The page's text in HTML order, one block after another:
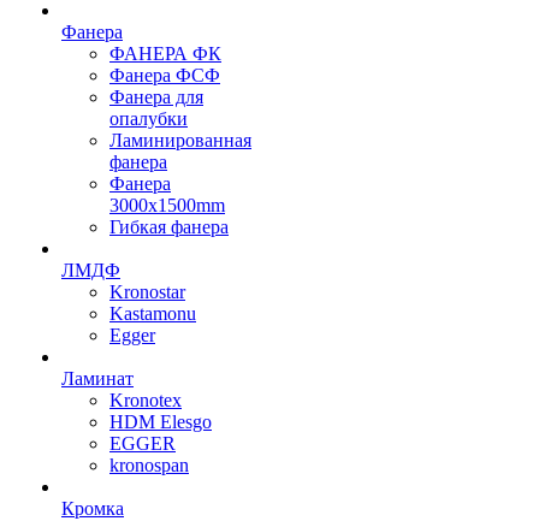
Фанера
ФАНЕРА ФК
Фанера ФСФ
Фанера для
опалубки
Ламинированная
фанера
Фанера
3000х1500mm
Гибкая фанера
ЛМДФ
Kronostar
Kastamonu
Egger
Ламинат
Kronotex
HDM Elesgo
EGGER
kronospan
Кромка